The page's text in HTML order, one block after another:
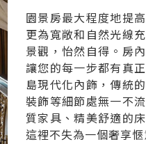
園景房最大程度地提
更為寬敞和自然光線
景觀，怡然自得。房
讓您的每一步都有真
島現代化內飾，傳統
裝飾等細節處無一不
質家具、精美舒適的
這裡不失為一個奢享愜